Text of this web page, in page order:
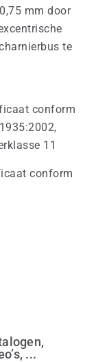
mm door
te
conform
11
conform
...